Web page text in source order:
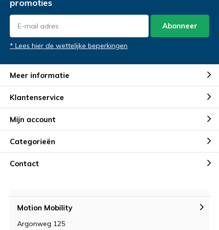
promoties
Abonneer
* Lees hier de wettelijke beperkingen
Meer informatie
Klantenservice
Mijn account
Categorieën
Contact
Motion Mobility
Argonweg 125